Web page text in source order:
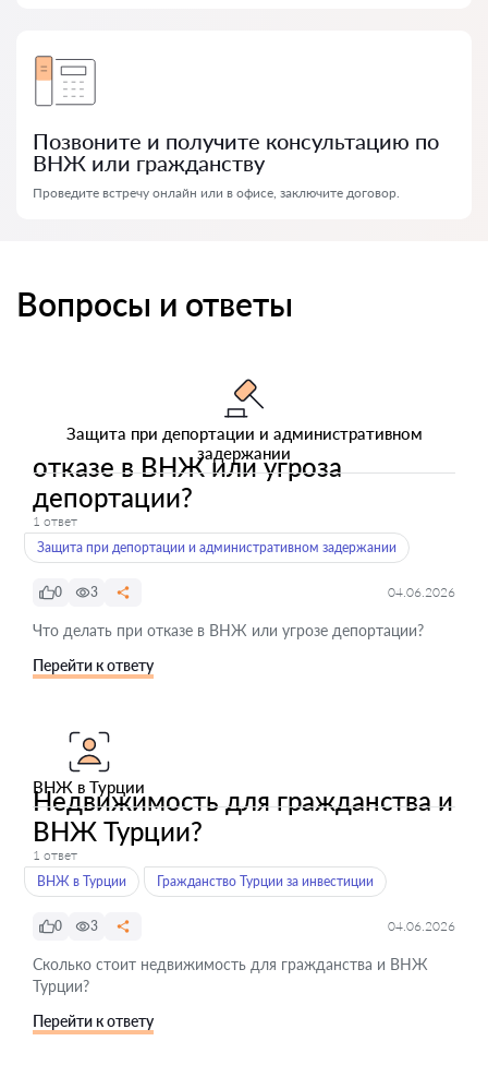
Позвоните и получите консультацию по
ВНЖ или гражданству
Проведите встречу онлайн или в офисе, заключите договор.
Вопросы и ответы
Защита при депортации и административном
задержании
отказе в ВНЖ или угроза
депортации?
1 ответ
Защита при депортации и административном задержании
0 3 04.06.2026
Что делать при отказе в ВНЖ или угрозе депортации?
Перейти к ответу
ВНЖ в Турции
Недвижимость для гражданства и
ВНЖ Турции?
1 ответ
ВНЖ в Турции
Гражданство Турции за инвестиции
0 3 04.06.2026
Сколько стоит недвижимость для гражданства и ВНЖ
Турции?
Перейти к ответу